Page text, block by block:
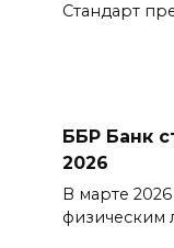
Стандарт
ББР Банк
2026
В марте
физическим